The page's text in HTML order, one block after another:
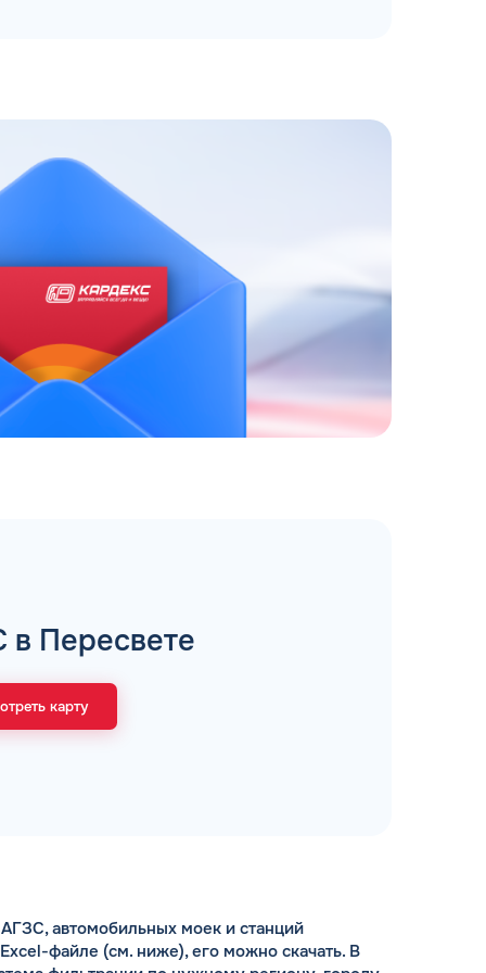
в Пересвете
карту
автомобильных моек и станций
файле (см. ниже), его можно скачать. В
ЗАКАЗАТЬ
ЗВОНОК
и ИП
ОФОРМИТЬ ЗАЯВКУ
ДО
ЗАВТРА
18:00 по МСК